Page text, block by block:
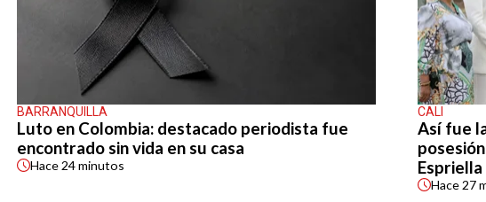
BARRANQUILLA
Luto en Colombia: destacado periodista fue
encontrado sin vida en su casa
Hace24 minutos
CALI
Así fue
Espriella
Hace27